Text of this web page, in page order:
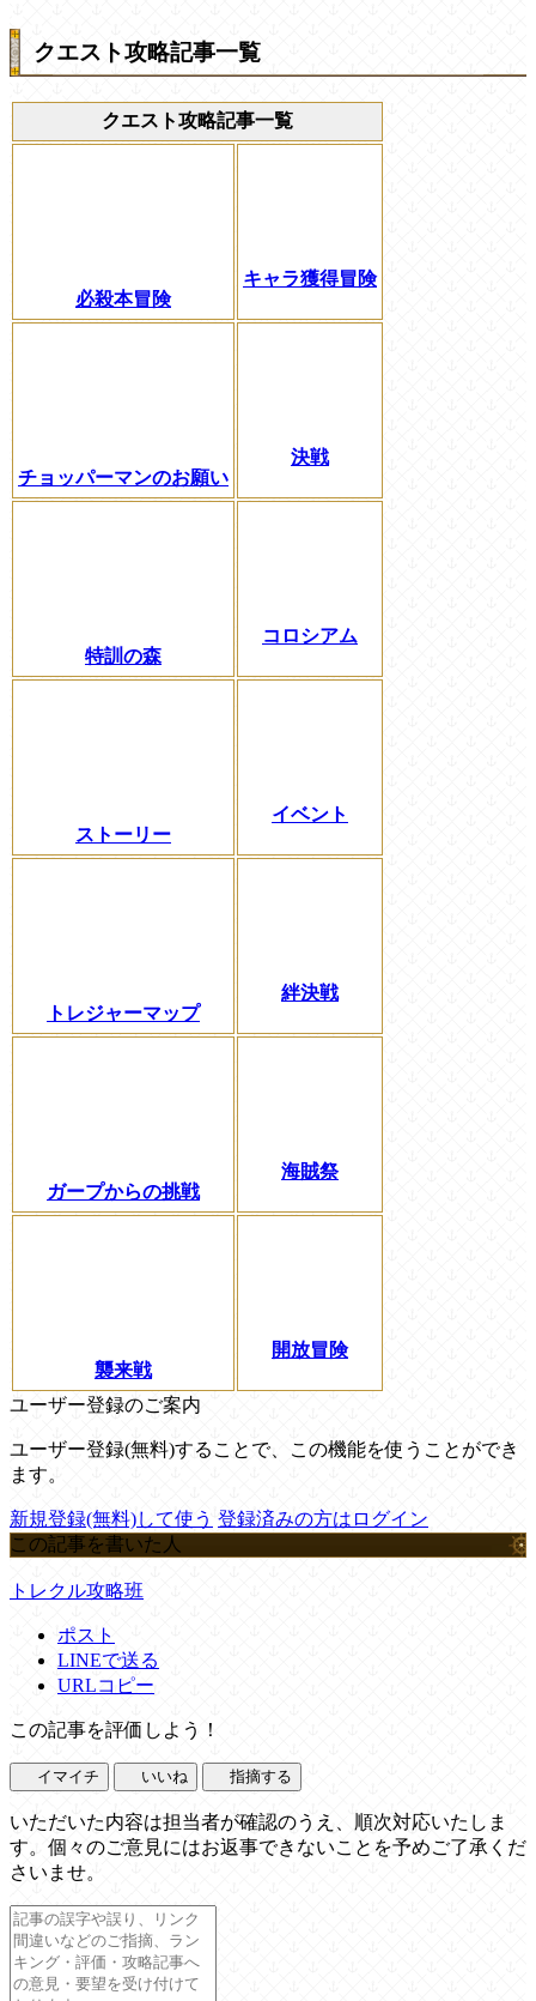
クエスト攻略記事一覧
クエスト攻略記事一覧
必殺本冒険
キャラ獲得冒険
チョッパーマンのお願い
決戦
特訓の森
コロシアム
ストーリー
イベント
トレジャーマップ
絆決戦
ガープからの挑戦
海賊祭
襲来戦
開放冒険
ユーザー登録のご案内
ユーザー登録(無料)することで、この機能を使うことができ
ます。
新規登録(無料)して使う 登録済みの方はログイン
この記事を書いた人
トレクル攻略班
ポスト
LINEで送る
URLコピー
この記事を評価しよう！
イマイチ いいね 指摘する
いただいた内容は担当者が確認のうえ、順次対応いたしま
す。個々のご意見にはお返事できないことを予めご了承くだ
さいませ。